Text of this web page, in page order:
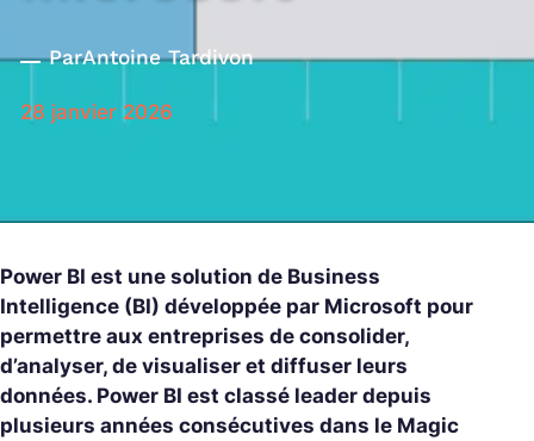
ParAntoine Tardivon
28 janvier 2026
Power BI est une solution de Business
Intelligence (BI) développée par Microsoft pour
permettre aux entreprises de consolider,
d’analyser, de visualiser et diffuser leurs
données. Power BI est classé leader depuis
plusieurs années consécutives dans le Magic